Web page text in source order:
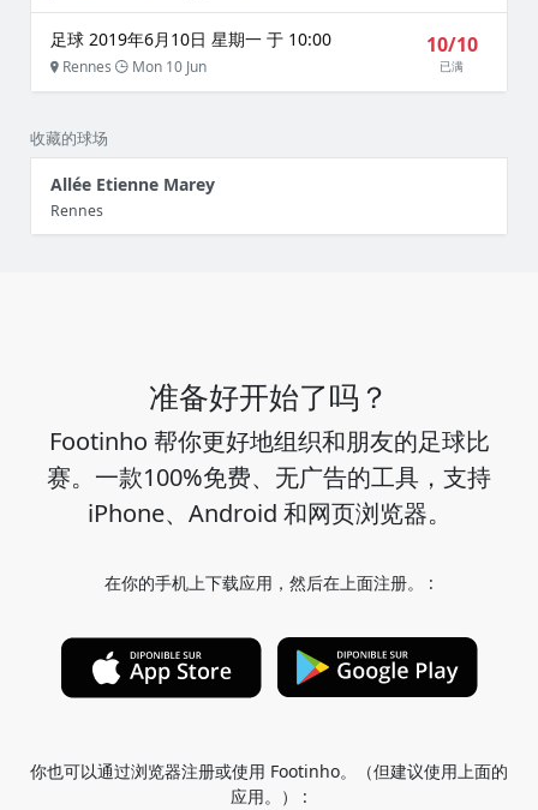
足球 2019年6月10日 星期一 于 10:00
Rennes Mon 10 Jun
10/10
已满
收藏的球场
Allée Etienne Marey
Rennes
准备好开始了吗？
Footinho 帮你更好地组织和朋友的足球比
赛。一款100%免费、无广告的工具，支持
iPhone、Android 和网页浏览器。
在你的手机上下载应用，然后在上面注册。 :
你也可以通过浏览器注册或使用 Footinho。（但建议使用上面的
应用。） :